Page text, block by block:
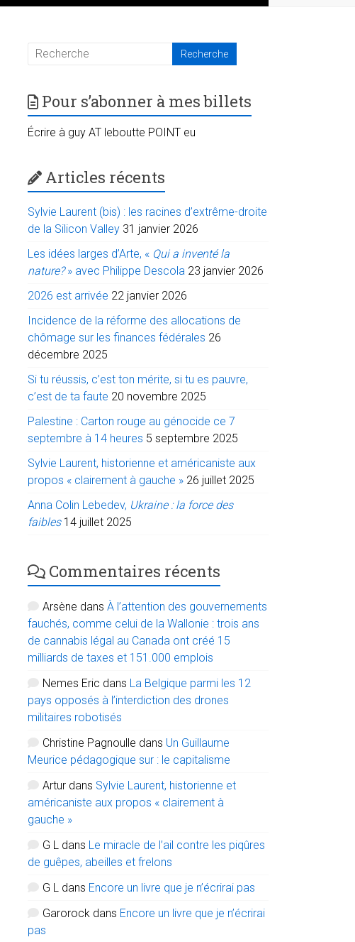
Pour s’abonner à mes billets
Écrire à guy AT leboutte POINT eu
Articles récents
Sylvie Laurent (bis) : les racines d’extrême-droite
de la Silicon Valley 31 janvier 2026
Les idées larges d’Arte, « Qui a inventé la
nature?» avec Philippe Descola 23 janvier 2026
2026 est arrivée 22 janvier 2026
Incidence de la réforme des allocations de
chômage sur les finances fédérales 26
décembre 2025
Si tu réussis, c’est ton mérite, si tu es pauvre,
c’est de ta faute 20 novembre 2025
Palestine : Carton rouge au génocide ce 7
septembre à 14 heures 5 septembre 2025
Sylvie Laurent, historienne et américaniste aux
propos « clairement à gauche » 26 juillet 2025
Anna Colin Lebedev, Ukraine : la force des
faibles 14 juillet 2025
Commentaires récents
Arsène dansÀ l’attention des gouvernements
fauchés, comme celui de la Wallonie : trois ans
de cannabis légal au Canada ont créé 15
milliards de taxes et 151.000 emplois
Nemes Eric dans La Belgique parmi les 12
pays opposés à l’interdiction des drones
militaires robotisés
Christine Pagnoulle dans Un Guillaume
Meurice pédagogique sur : le capitalisme
Artur dans Sylvie Laurent, historienne et
américaniste aux propos « clairement à
gauche »
G L dans Le miracle de l’ail contre les piqûres
de guêpes, abeilles et frelons
G L dans Encore un livre que je n’écrirai pas
Garorock dans Encore un livre que je n’écrirai
pas